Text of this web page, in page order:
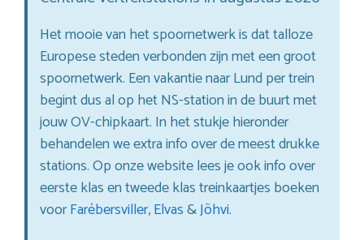
Het mooie van het spoornetwerk is dat talloze
Europese steden verbonden zijn met een groot
spoornetwerk. Een vakantie naar Lund per trein
begint dus al op het NS-station in de buurt met
jouw OV-chipkaart. In het stukje hieronder
behandelen we extra info over de meest drukke
stations. Op onze website lees je ook info over
eerste klas en tweede klas treinkaartjes boeken
voorFarébersviller,Elvas&Jõhvi.